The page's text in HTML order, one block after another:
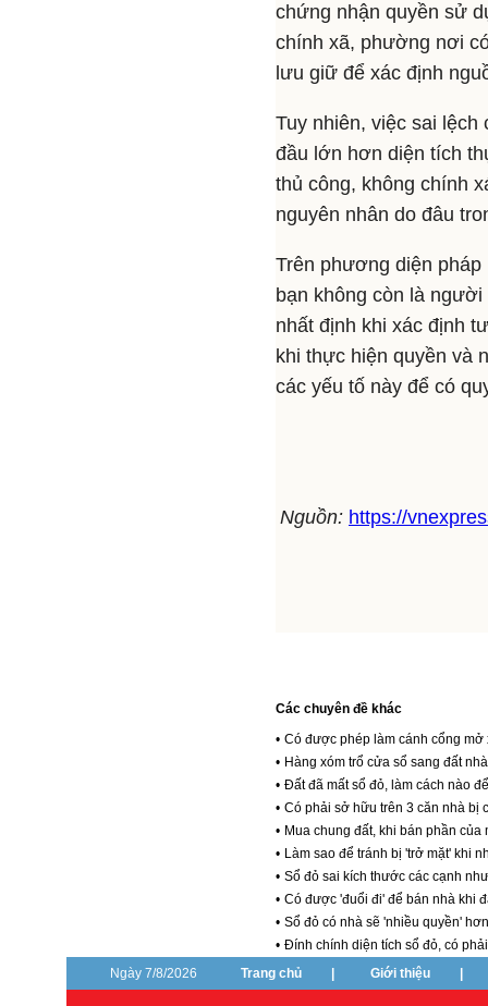
chứng nhận quyền sử
chính xã, phường nơi
lưu giữ để xác định
Tuy nhiên, việc sai lệch
đầu lớn hơn diện tích
thủ công, không chính
nguyên nhân do đâu
Trên phương diện
bạn không còn là
nhất định khi xác định
khi thực hiện quyền và
các yếu tố này để có
Nguồn: https://
Các chuyên đề khác
• Có được phép làm cánh cổng
• Hàng xóm trổ cửa sổ sang đất
• Đất đã mất sổ đỏ, làm cách nào
• Có phải sở hữu trên 3 căn nhà bị
• Mua chung đất, khi bán phần
• Làm sao để tránh bị 'trở mặt' khi
• Sổ đỏ sai kích thước các cạnh
• Có được 'đuổi đi' để bán nhà khi
• Sổ đỏ có nhà sẽ 'nhiều quyền'
• Đính chính diện tích sổ đỏ, có
Ngày 7/8/2026
Trang chủ Giới thiệu